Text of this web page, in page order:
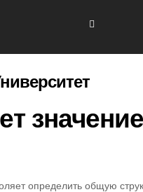
значение
определить общую